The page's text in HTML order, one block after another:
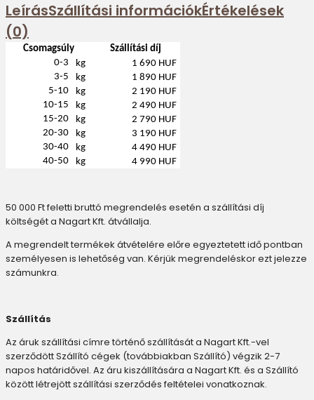
LeírásSzállítási információkÉrtékelések
(0)
Csomagsúly
Szállítási díj
0-3
kg
1 690 HUF
3-5
kg
1 890 HUF
5-10
kg
2 190 HUF
10-15
kg
2 490 HUF
15-20
kg
2 790 HUF
20-30
kg
3 190 HUF
30-40
kg
4 490 HUF
40-50
kg 4 990 HUF
50 000 Ft feletti bruttó megrendelés esetén a szállítási díj
költségét a Nagart Kft. átvállalja.
A megrendelt termékek átvételére előre egyeztetett idő pontban
személyesen is lehetőség van. Kérjük megrendeléskor ezt jelezze
számunkra.
Szállítás
Az áruk szállítási címre történő szállítását a Nagart Kft.-vel
szerződött Szállító cégek (továbbiakban Szállító) végzik 2-7
napos határidővel. Az áru kiszállítására a Nagart Kft. és a Szállító
között létrejött szállítási szerződés feltételei vonatkoznak.